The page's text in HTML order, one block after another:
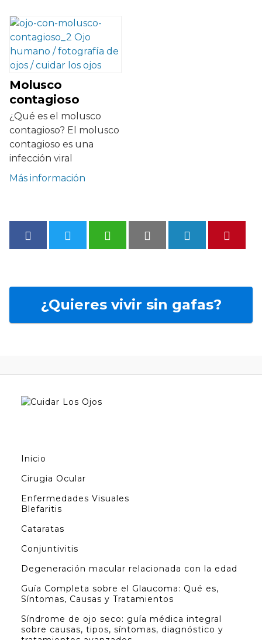
Molusco
contagioso
¿Qué es el molusco
contagioso? El molusco
contagioso es una
infección viral
Más información
¿Quieres vivir sin gafas?
Inicio
Cirugia Ocular
Enfermedades Visuales
Blefaritis
Cataratas
Conjuntivitis
Degeneración macular relacionada con la edad
Guía Completa sobre el Glaucoma: Qué es,
Síntomas, Causas y Tratamientos
Síndrome de ojo seco: guía médica integral
sobre causas, tipos, síntomas, diagnóstico y